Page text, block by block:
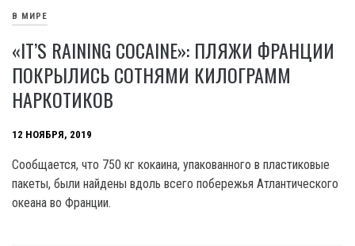
В МИРЕ
«IT’S RAINING COCAINE»: ПЛЯЖИ ФРАНЦИИ
ПОКРЫЛИСЬ СОТНЯМИ КИЛОГРАММ
НАРКОТИКОВ
12 НОЯБРЯ, 2019
Сообщается, что 750 кг кокаина, упакованного в пластиковые
пакеты, были найдены вдоль всего побережья Атлантического
океана во Франции.